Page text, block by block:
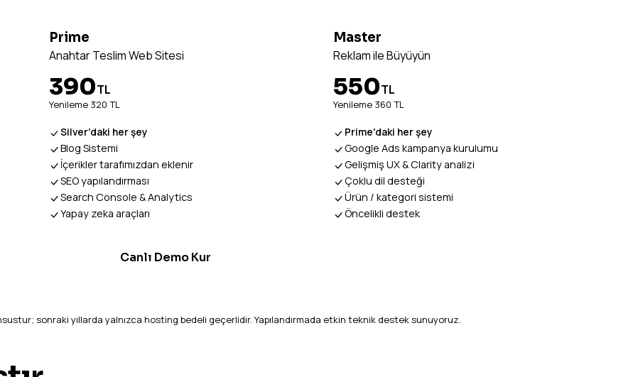
Prime
Anahtar Teslim Web Sitesi
390TL
Yenileme 320 TL
Silver'daki her şey
Blog Sistemi
İçerikler tarafımızdan eklenir
SEO yapılandırması
Search Console & Analytics
Yapay zeka araçları
Canlı Demo Kur
Master
Reklam ile Büyüyün
550TL
Yenileme 360 TL
Prime'daki her şey
Google Ads kampanya kurulumu
Gelişmiş UX & Clarity analizi
Çoklu dil desteği
Ürün / kategori sistemi
Öncelikli destek
sonraki yıllarda yalnızca hosting bedeli geçerlidir. Yapılandırmada etkin teknik destek sunuyoruz.